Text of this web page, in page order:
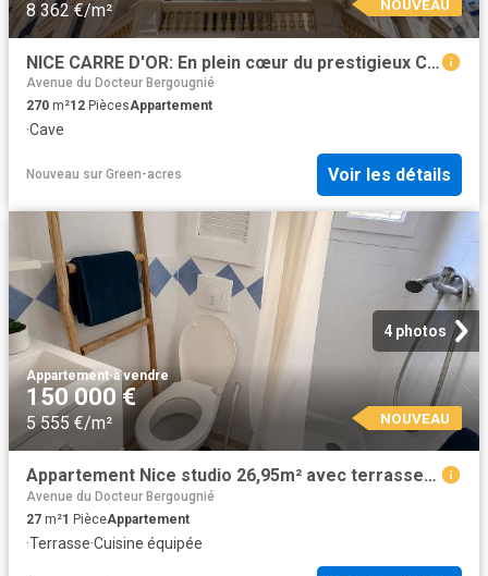
8 362 €/m² NOUVEAU
NICE CARRE D'OR: En plein cœur du prestigieux Carré d'Or, à. 270m² Nice
Avenue du Docteur Bergougnié
270 m²12 PiècesAppartement
·Cave
Nouveau sur Green-acres Voir les détails
4 photos
Appartement·à vendre
150 000 €
5 555 €/m² NOUVEAU
Appartement Nice studio 26,95m² avec terrasse 27m² Nice
Avenue du Docteur Bergougnié
27 m²1 PièceAppartement
·Terrasse·Cuisine équipée